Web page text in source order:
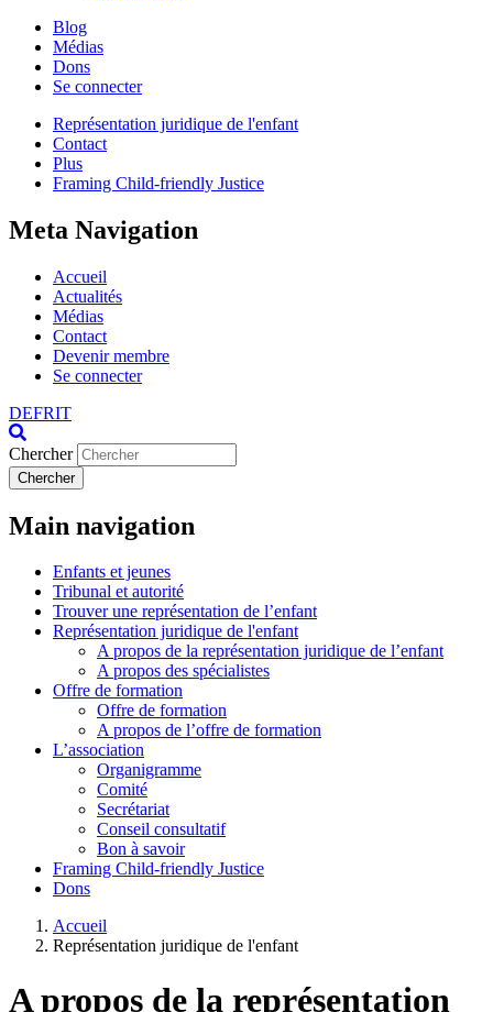
Blog
Médias
Dons
Se connecter
Représentation juridique de l'enfant
Contact
Plus
Framing Child-friendly Justice
Meta Navigation
Accueil
Actualités
Médias
Contact
Devenir membre
Se connecter
DEFRIT
Chercher
Chercher
Main navigation
Enfants et jeunes
Tribunal et autorité
Trouver une représentation de l’enfant
Représentation juridique de l'enfant
A propos de la représentation juridique de l’enfant
A propos des spécialistes
Offre de formation
Offre de formation
A propos de l’offre de formation
L’association
Organigramme
Comité
Secrétariat
Conseil consultatif
Bon à savoir
Framing Child-friendly Justice
Dons
Accueil
Représentation juridique de l'enfant
A propos de la représentation